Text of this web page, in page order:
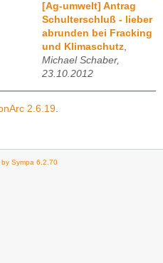
[Ag-umwelt] Antrag
Schulterschluß - lieber
abrunden bei Fracking
und Klimaschutz,
Michael Schaber,
23.10.2012
2.6.19.
Sympa 6.2.70